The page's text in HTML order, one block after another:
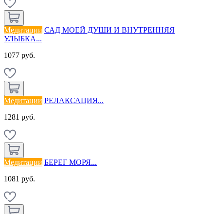
Медитации САД МОЕЙ ДУШИ И ВНУТРЕННЯЯ
УЛЫБКА...
1077 руб.
Медитации РЕЛАКСАЦИЯ...
1281 руб.
Медитации БЕРЕГ МОРЯ...
1081 руб.